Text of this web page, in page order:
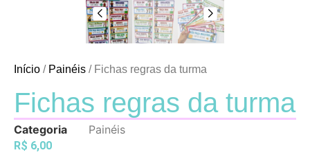
Início / Painéis / Fichas regras da turma
Fichas regras da turma
Categoria Painéis
R$ 6,00